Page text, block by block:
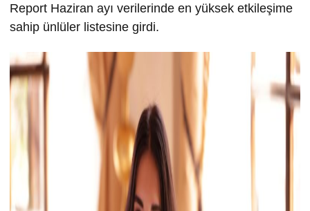
Report Haziran ayı verilerinde en yüksek etkileşime
sahip ünlüler listesine girdi.